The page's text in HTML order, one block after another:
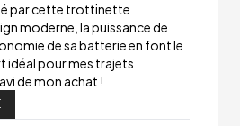
par cette trottinette
moderne, la puissance de
de sa batterie en font le
idéal pour mes trajets
de mon achat !